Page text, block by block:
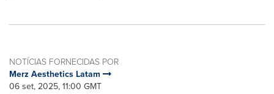
NOTÍCIAS FORNECIDAS POR
Merz Aesthetics Latam
06 set, 2025, 11:00 GMT